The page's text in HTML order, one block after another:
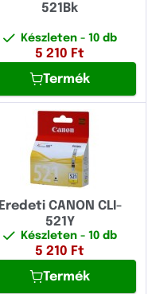
521Bk
Készleten - 10 db
5 210 Ft
Termék
Eredeti CANON CLI-
521Y
Készleten - 10 db
5 210 Ft
Termék